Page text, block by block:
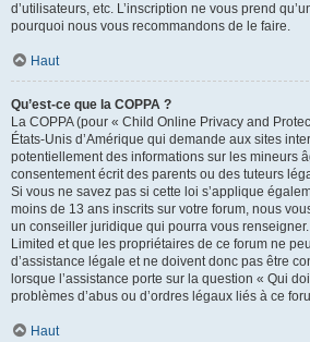
d’utilisateurs, etc. L’inscription ne vous prend
pourquoi nous vous recommandons de le faire.
Haut
Qu’est-ce que la COPPA ?
La COPPA (pour « Child Online Privacy and
États-Unis d’Amérique qui demande aux sites
potentiellement des informations sur les mineurs
consentement écrit des parents ou des tuteurs
Si vous ne savez pas si cette loi s’applique
moins de 13 ans inscrits sur votre forum, nous
un conseiller juridique qui pourra vous
Limited et que les propriétaires de ce forum ne
d’assistance légale et ne doivent donc pas être
lorsque l’assistance porte sur la question « Qui
problèmes d’abus ou d’ordres légaux liés à ce
Haut